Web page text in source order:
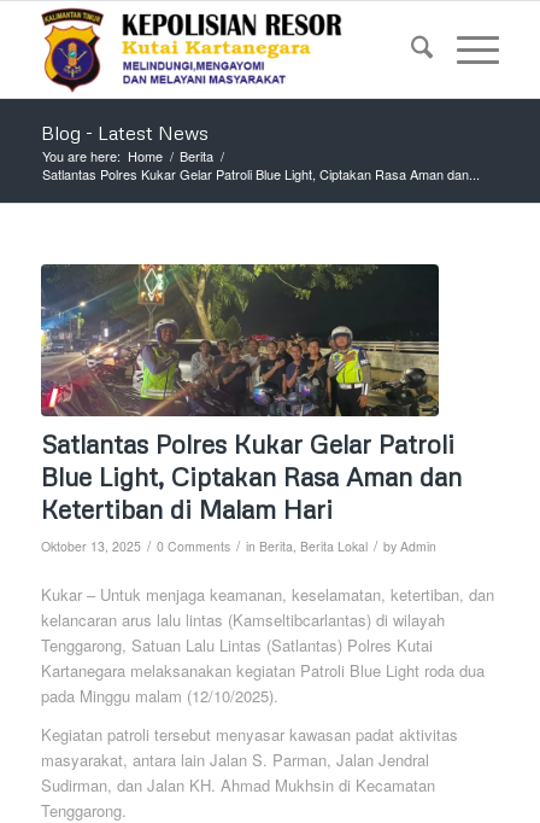
Blog - Latest News
You are here: Home / Berita /
Satlantas Polres Kukar Gelar Patroli Blue Light, Ciptakan Rasa Aman dan...
Satlantas Polres Kukar Gelar Patroli
Blue Light, Ciptakan Rasa Aman dan
Ketertiban di Malam Hari
Oktober 13, 2025 / 0 Comments / in Berita Berita Lokal / by Admin
Kukar – Untuk menjaga keamanan, keselamatan, ketertiban, dan
kelancaran arus lalu lintas (Kamseltibcarlantas) di wilayah
Tenggarong, Satuan Lalu Lintas (Satlantas) Polres Kutai
Kartanegara melaksanakan kegiatan Patroli Blue Light roda dua
pada Minggu malam (12/10/2025).
Kegiatan patroli tersebut menyasar kawasan padat aktivitas
masyarakat, antara lain Jalan S. Parman, Jalan Jendral
Sudirman, dan Jalan KH. Ahmad Mukhsin di Kecamatan
Tenggarong.